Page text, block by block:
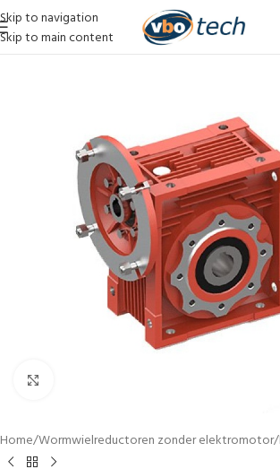
Skip to navigation
Skip to main content
Home/Wormwielreductoren zonder elektromotor/